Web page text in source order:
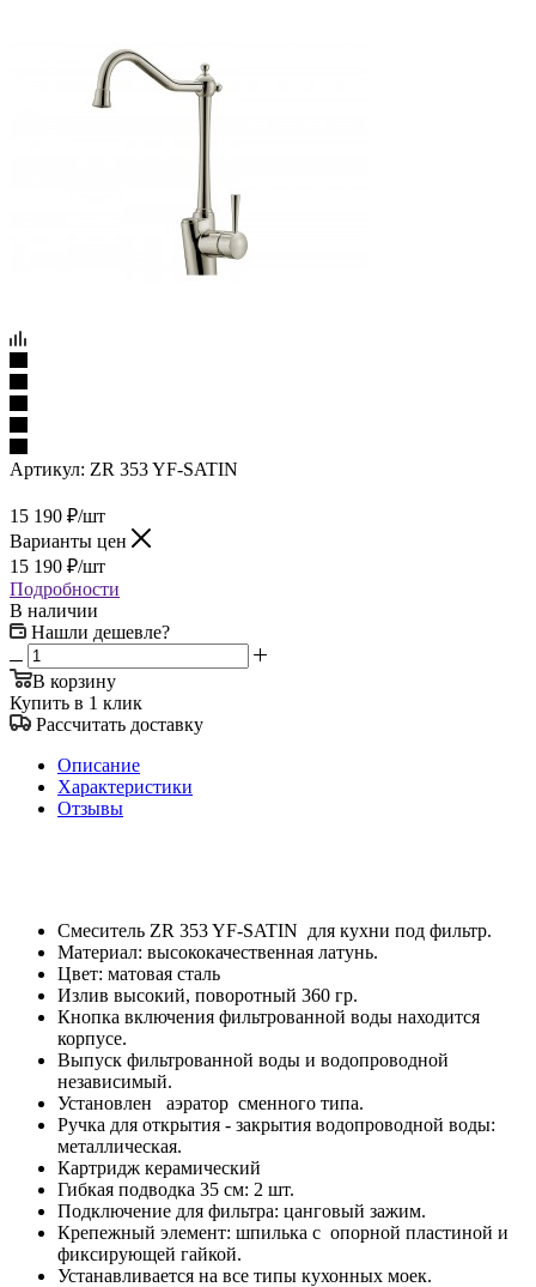
Артикул: ZR 353 YF-SATIN
15 190 ₽/шт
Варианты цен
15 190 ₽/шт
Подробности
В наличии
Нашли дешевле?
В корзину
Купить в 1 клик
Рассчитать доставку
Описание
Характеристики
Отзывы
Смеситель ZR 353 YF-SATIN для кухни под фильтр.
Материал: высококачественная латунь.
Цвет: матовая сталь
Излив высокий, поворотный 360 гр.
Кнопка включения фильтрованной воды находится
корпусе.
Выпуск фильтрованной воды и водопроводной
независимый.
Установлен аэратор сменного типа.
Ручка для открытия - закрытия водопроводной воды:
металлическая.
Картридж керамический
Гибкая подводка 35 см: 2 шт.
Подключение для фильтра: цанговый зажим.
Крепежный элемент: шпилька с опорной пластиной и
фиксирующей гайкой.
Устанавливается на все типы кухонных моек.